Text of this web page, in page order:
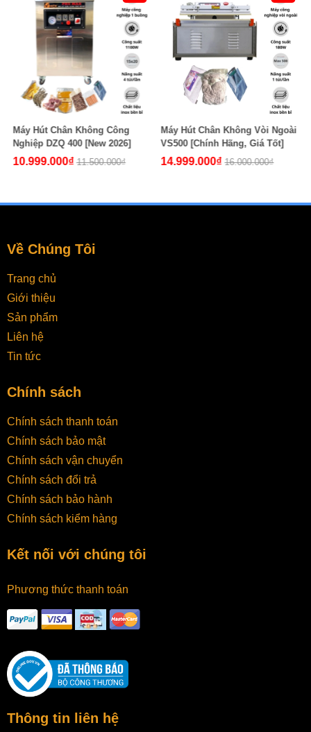
Máy Hút Chân Không Vòi Ngoài
VS500 [Chính Hãng, Giá Tốt]
14.999.000₫ 16.000.000₫
Máy Hút Chân Không Gạo HC
360S [Chính Hãng, Giá Tốt]
9.999.000₫ 10.500.000₫
Về Chúng Tôi
Trang chủ
Giới thiệu
Sản phẩm
Liên hệ
Tin tức
Chính sách
Chính sách thanh toán
Chính sách bảo mật
Chính sách vận chuyển
Chính sách đổi trả
Chính sách bảo hành
Chính sách kiểm hàng
Kết nối với chúng tôi
Phương thức thanh toán
Thông tin liên hệ